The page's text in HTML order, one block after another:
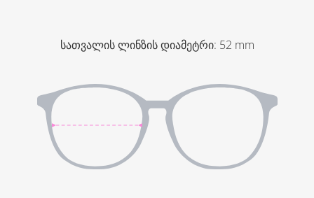
სათვალის ლინზის დიამეტრი: 52 mm